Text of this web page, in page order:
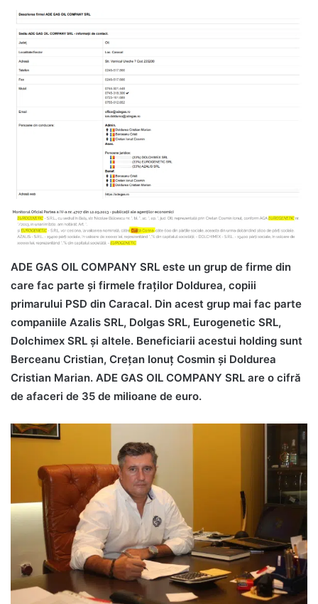
ADE GAS OIL COMPANY SRL este un grup de firme din
care fac parte și firmele fraților Doldurea, copiii
primarului PSD din Caracal. Din acest grup mai fac parte
companiile Azalis SRL, Dolgas SRL, Eurogenetic SRL,
Dolchimex SRL și altele. Beneficiarii acestui holding sunt
Berceanu Cristian, Crețan Ionuț Cosmin și Doldurea
Cristian Marian. ADE GAS OIL COMPANY SRL are o cifră
de afaceri de 35 de milioane de euro.